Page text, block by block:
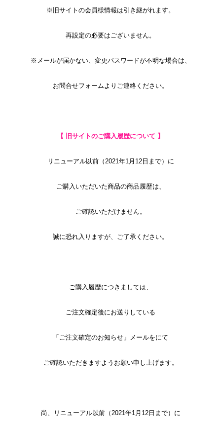
※旧サイトの会員様情報は引き継がれます。
再設定の必要はございません。
※メールが届かない、 変更パスワードが不明な場合は、
お問合せフォームよりご連絡ください。
【 旧サイトのご購入履歴について 】
リニューアル以前（2021年1月12日まで）に
ご購入いただいた商品の商品履歴は、
ご確認いただけません。
誠に恐れ入りますが、ご了承ください。
ご購入履歴につきましては、
ご注文確定後にお送りしている
「ご注文確定のお知らせ」メールをにて
ご確認いただきますようお願い申し上げます。
尚、リニューアル以前（2021年1月12日まで）に